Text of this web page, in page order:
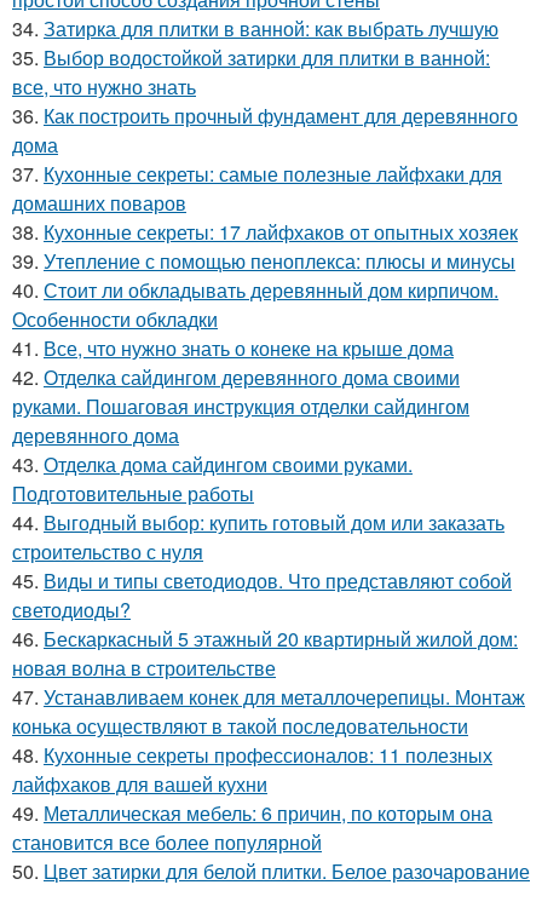
34. Затирка для плитки в ванной: как выбрать лучшую
35. Выбор водостойкой затирки для плитки в ванной:
все, что нужно знать
36. Как построить прочный фундамент для деревянного
дома
37. Кухонные секреты: самые полезные лайфхаки для
домашних поваров
38. Кухонные секреты: 17 лайфхаков от опытных хозяек
39. Утепление с помощью пеноплекса: плюсы и минусы
40. Стоит ли обкладывать деревянный дом кирпичом.
Особенности обкладки
41. Все, что нужно знать о конеке на крыше дома
42. Отделка сайдингом деревянного дома своими
руками. Пошаговая инструкция отделки сайдингом
деревянного дома
43. Отделка дома сайдингом своими руками.
Подготовительные работы
44. Выгодный выбор: купить готовый дом или заказать
строительство с нуля
45. Виды и типы светодиодов. Что представляют собой
светодиоды?
46. Бескаркасный 5 этажный 20 квартирный жилой дом:
новая волна в строительстве
47. Устанавливаем конек для металлочерепицы. Монтаж
конька осуществляют в такой последовательности
48. Кухонные секреты профессионалов: 11 полезных
лайфхаков для вашей кухни
49. Металлическая мебель: 6 причин, по которым она
становится все более популярной
50. Цвет затирки для белой плитки. Белое разочарование